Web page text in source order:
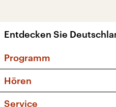
Entdecken Sie
Programm
Sendungen und
Hören
Service